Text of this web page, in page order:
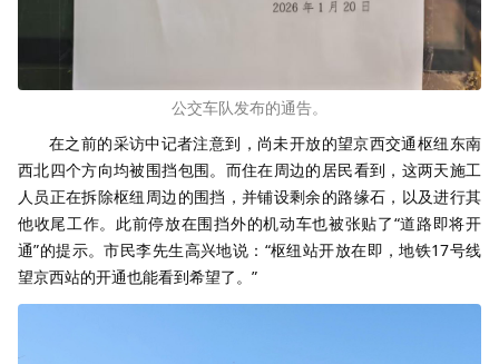
公交车队发布的通告。
在之前的采访中记者注意到，尚未开放的望京西交通枢纽东南
西北四个方向均被围挡包围。而住在周边的居民看到，这两天施工
人员正在拆除枢纽周边的围挡，并铺设剩余的路缘石，以及进行其
他收尾工作。此前停放在围挡外的机动车也被张贴了“道路即将开
通”的提示。市民李先生高兴地说：“枢纽站开放在即，地铁17号线
望京西站的开通也能看到希望了。”